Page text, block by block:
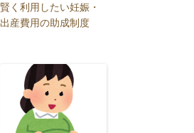
賢く利用したい妊娠・
出産費用の助成制度